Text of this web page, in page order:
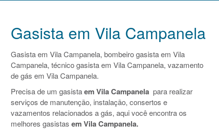
Gasista em Vila Campanela
Gasista em Vila Campanela, bombeiro gasista em Vila
Campanela, técnico gasista em Vila Campanela, vazamento
de gás em Vila Campanela.
Precisa de um gasistaem Vila Campanela para realizar
serviços de manutenção, instalação, consertos e
vazamentos relacionados a gás, aqui você encontra os
melhores gasistas em Vila Campanela.